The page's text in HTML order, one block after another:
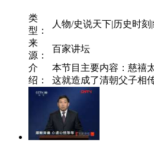
类
型：
人物/史说天下|历史时
来
源：
百家讲坛
介
绍：
本节目主要内容：慈禧
这就造成了清朝父子相